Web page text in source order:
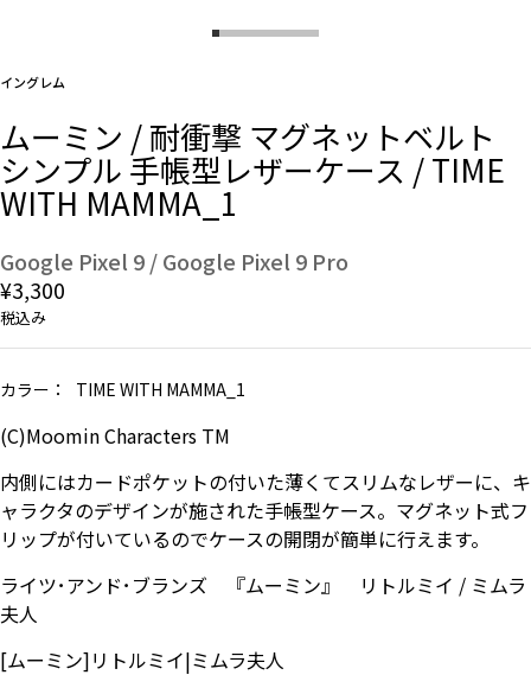
事業内容
会社概要
お知らせ
お問い合わせ（一般の皆様）
お問い合わせ（企業様）
プライバシーポリシー
イングレム
ムーミン / 耐衝撃 マグネットベルト
シンプル 手帳型レザーケース / TIME
WITH MAMMA_1
Google Pixel 9 / Google Pixel 9 Pro
¥3,300
税込み
カラー： TIME WITH MAMMA_1
(C)Moomin Characters TM
内側にはカードポケットの付いた薄くてスリムなレザーに、キ
ャラクタのデザインが施された手帳型ケース。マグネット式フ
リップが付いているのでケースの開閉が簡単に行えます。
ライツ･アンド･ブランズ 『ムーミン』 リトルミイ / ミムラ
夫人
[ムーミン]リトルミイ|ミムラ夫人